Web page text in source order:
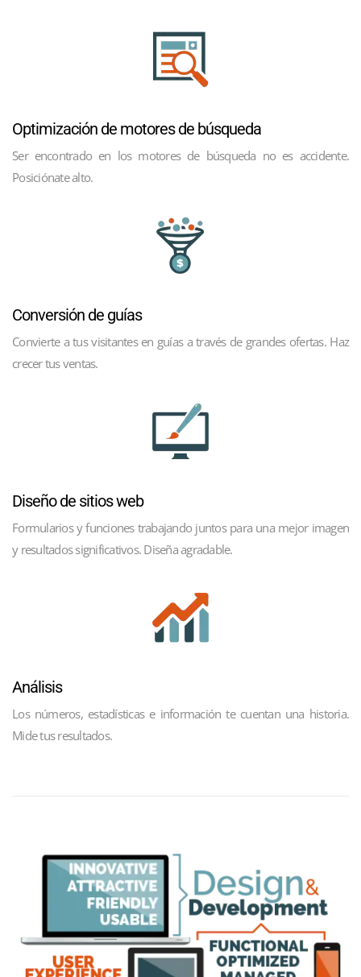
Optimización de motores de búsqueda
Ser encontrado en los motores de búsqueda no es accidente.
Posiciónate alto.
Conversión de guías
Convierte a tus visitantes en guías a través de grandes ofertas. Haz
crecer tus ventas.
Diseño de sitios web
Formularios y funciones trabajando juntos para una mejor imagen
y resultados significativos. Diseña agradable.
Análisis
Los números, estadísticas e información te cuentan una historia.
Mide tus resultados.